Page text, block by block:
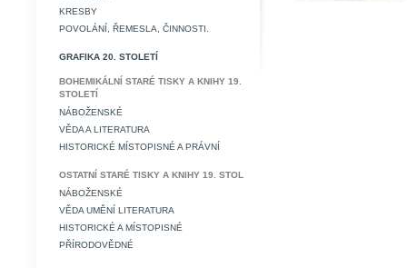
KRESBY
POVOLÁNÍ, ŘEMESLA, ČINNOSTI.
GRAFIKA 20. STOLETÍ
BOHEMIKÁLNÍ STARÉ TISKY A KNIHY 19.
STOLETÍ
NÁBOŽENSKÉ
VĚDA A LITERATURA
HISTORICKÉ MÍSTOPISNÉ A PRÁVNÍ
OSTATNÍ STARÉ TISKY A KNIHY 19. STOL
NÁBOŽENSKÉ
VĚDA UMĚNÍ LITERATURA
HISTORICKÉ A MÍSTOPISNÉ
PŘÍRODOVĚDNÉ